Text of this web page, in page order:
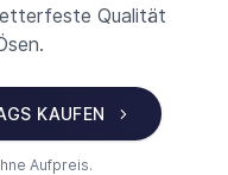
Qualität
KAUFEN
Aufpreis.